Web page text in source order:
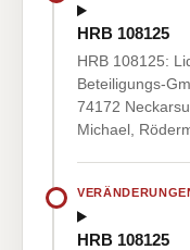
HRB 108125
HRB 108125:
Beteiligungs-
74172
Michael,
HRB 108125